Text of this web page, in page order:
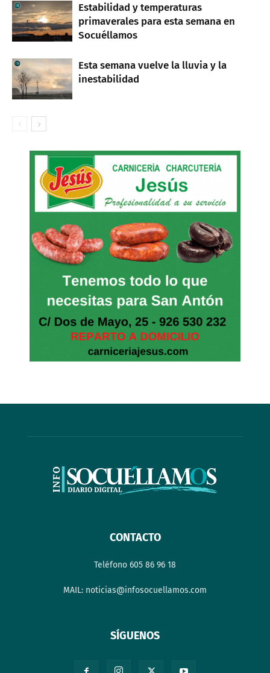
Estabilidad y temperaturas
primaverales para esta semana en
Socuéllamos
Esta semana vuelve la lluvia y la
inestabilidad
CONTACTO
Teléfono 605 86 96 18
MAIL: noticias@infosocuellamos.com
SÍGUENOS